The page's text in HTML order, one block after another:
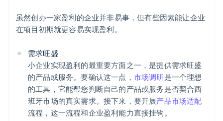
虽然创办一家盈利的企业并非易事，但有些因素能让企业
在项目初期就更容易实现盈利。
需求旺盛
小企业实现盈利的最重要方面之一，是提供需求旺盛
的产品或服务。要确认这一点， 市场调研是一个理想
的工具，它能帮您判断自己的产品或服务是否契合西
班牙市场的真实需求。接下来，要开展产品市场适配
流程，这一流程和企业盈利能力直接挂钩。